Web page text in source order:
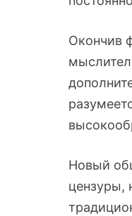
Окончив
Новый
цензуры,